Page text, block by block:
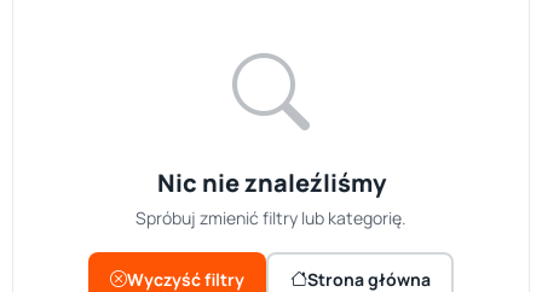
Nic nie znaleźliśmy
Spróbuj zmienić filtry lub kategorię.
Wyczyść filtry Strona główna